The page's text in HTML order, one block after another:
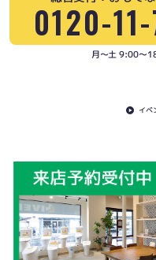
0120-
月〜土 9:00〜
イベ